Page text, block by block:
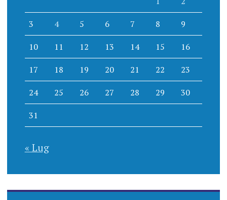
3 4 5 6 7 8 9
10 11 12 13 14 15 16
17 18 19 20 21 22 23
24 25 26 27 28 29 30
31
« Lug